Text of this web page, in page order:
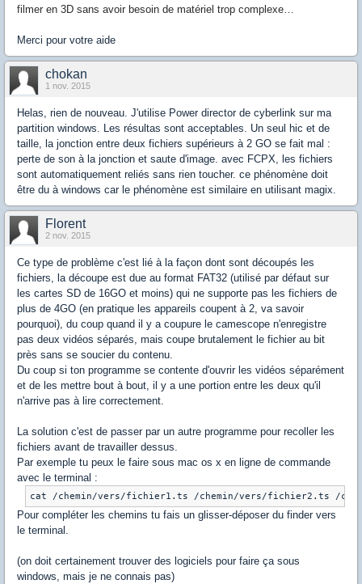
filmer en 3D sans avoir besoin de matériel trop complexe…
Merci pour votre aide
chokan
1 nov. 2015
Helas, rien de nouveau. J'utilise Power director de cyberlink sur ma
partition windows. Les résultas sont acceptables. Un seul hic et de
taille, la jonction entre deux fichiers supérieurs à 2 GO se fait mal :
perte de son à la jonction et saute d'image. avec FCPX, les fichiers
sont automatiquement reliés sans rien toucher. ce phénomène doit
être du à windows car le phénomène est similaire en utilisant magix.
Florent
2 nov. 2015
Ce type de problème c'est lié à la façon dont sont découpés les
fichiers, la découpe est due au format FAT32 (utilisé par défaut sur
les cartes SD de 16GO et moins) qui ne supporte pas les fichiers de
plus de 4GO (en pratique les appareils coupent à 2, va savoir
pourquoi), du coup quand il y a coupure le camescope n'enregistre
pas deux vidéos séparés, mais coupe brutalement le fichier au bit
près sans se soucier du contenu.
Du coup si ton programme se contente d'ouvrir les vidéos séparément
et de les mettre bout à bout, il y a une portion entre les deux qu'il
n'arrive pas à lire correctement.
La solution c'est de passer par un autre programme pour recoller les
fichiers avant de travailler dessus.
Par exemple tu peux le faire sous mac os x en ligne de commande
avec le terminal :
cat /chemin/vers/fichier1.ts /chemin/vers/fichier2.ts /
Pour compléter les chemins tu fais un glisser-déposer du finder vers
le terminal.
(on doit certainement trouver des logiciels pour faire ça sous
windows, mais je ne connais pas)